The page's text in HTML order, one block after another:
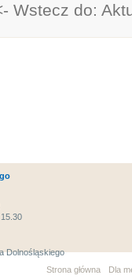
Wstecz do:
Dolnośląskiego
Strona główna
Dla